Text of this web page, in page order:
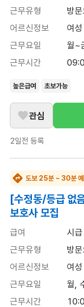
근무유형
방
어르신정보
여
근무요일
월~
근무시간
높은급여 초보가능
관심
2일전 등록
도보 25분 ~ 30분
[수정동/등급 없
보호사 모집
급여
시
근무유형
방
어르신정보
여성
근무요일
월,
근무시간